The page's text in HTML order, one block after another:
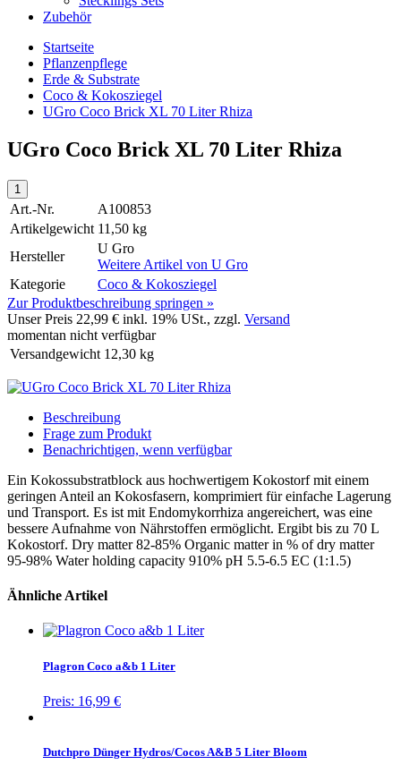
Zubehör
Startseite
Pflanzenpflege
Erde & Substrate
Coco & Kokosziegel
UGro Coco Brick XL 70 Liter Rhiza
UGro Coco Brick XL 70 Liter Rhiza
Art.-Nr.
A100853
Artikelgewicht 11,50 kg
Hersteller
U Gro
Weitere Artikel von U Gro
Kategorie
Coco & Kokosziegel
Zur Produktbeschreibung springen »
Unser Preis 22,99 € inkl. 19% USt., zzgl. Versand
momentan nicht verfügbar
Versandgewicht 12,30 kg
Beschreibung
Frage zum Produkt
Benachrichtigen, wenn verfügbar
Ein Kokossubstratblock aus hochwertigem Kokostorf mit einem
geringen Anteil an Kokosfasern, komprimiert für einfache Lagerung
und Transport. Es ist mit Endomykorrhiza angereichert, was eine
bessere Aufnahme von Nährstoffen ermöglicht. Ergibt bis zu 70 L
Kokostorf. Dry matter 82-85% Organic matter in % of dry matter
95-98% Water holding capacity 910% pH 5.5-6.5 EC (1:1.5)
Ähnliche Artikel
Plagron Coco a&b 1 Liter
Preis: 16,99 €
Dutchpro Dünger Hydros/Cocos A&B 5 Liter Bloom